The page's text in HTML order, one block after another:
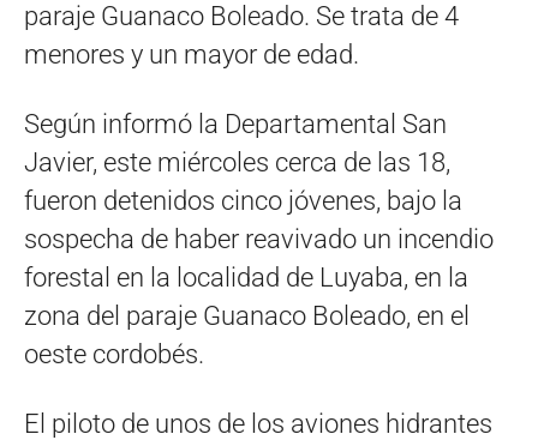
paraje Guanaco Boleado. Se trata de 4
menores y un mayor de edad.
Según informó la Departamental San
Javier, este miércoles cerca de las 18,
fueron detenidos cinco jóvenes, bajo la
sospecha de haber reavivado un incendio
forestal en la localidad de Luyaba, en la
zona del paraje Guanaco Boleado, en el
oeste cordobés.
El piloto de unos de los aviones hidrantes